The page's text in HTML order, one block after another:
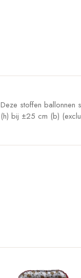
Deze stoffen ballonnen
(h) bij ±25 cm (b)